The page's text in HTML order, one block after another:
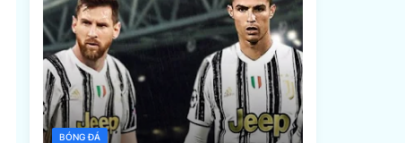
BÓNG ĐÁ